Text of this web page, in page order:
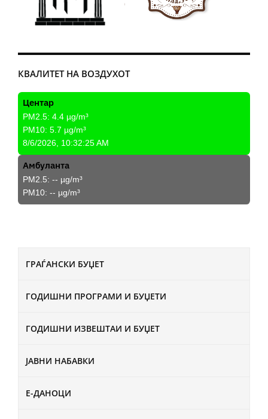
ГРАЃАНСКИ БУЏЕТ
ГОДИШНИ ПРОГРАМИ И БУЏЕТИ
ГОДИШНИ ИЗВЕШТАИ И БУЏЕТ
ЈАВНИ НАБАВКИ
Е-ДАНОЦИ
КВАЛИТЕТ НА ВОЗДУХОТ
Центар
PM2.5: 4.4 µg/m³
PM10: 5.7 µg/m³
8/6/2026, 10:32:25 AM
Амбуланта
PM2.5: -- µg/m³
PM10: -- µg/m³